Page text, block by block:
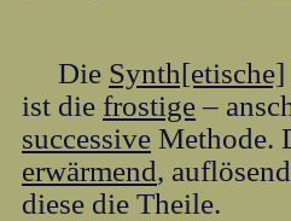
Die Synth[etische]
ist die frostige–
successive Methode.
erwärmend,
diese die Theile.